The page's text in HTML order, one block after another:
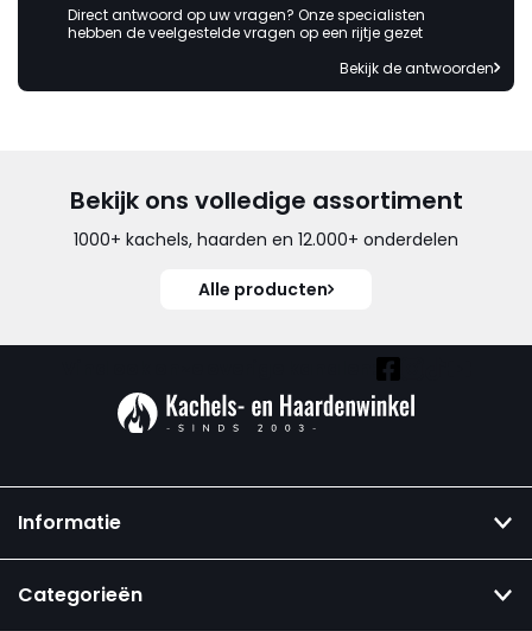
Direct antwoord op uw vragen? Onze specialisten
hebben de veelgestelde vragen op een rijtje gezet
Bekijk de antwoorden
Bekijk ons volledige assortiment
1000+ kachels, haarden en 12.000+ onderdelen
Alle producten
Informatie
Categorieën